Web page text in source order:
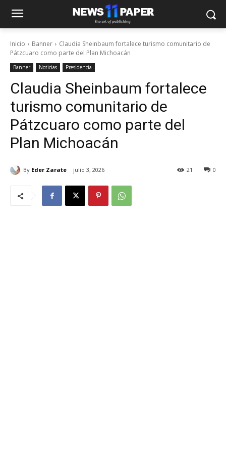
Inicio Banner
Claudia Sheinbaum fortalece turismo comunitario de
Pátzcuaro como parte del Plan Michoacán
Banner Noticias Presidencia
Claudia Sheinbaum fortalece
turismo comunitario de
Pátzcuaro como parte del
Plan Michoacán
By Eder Zarate julio 3, 2026 0
21